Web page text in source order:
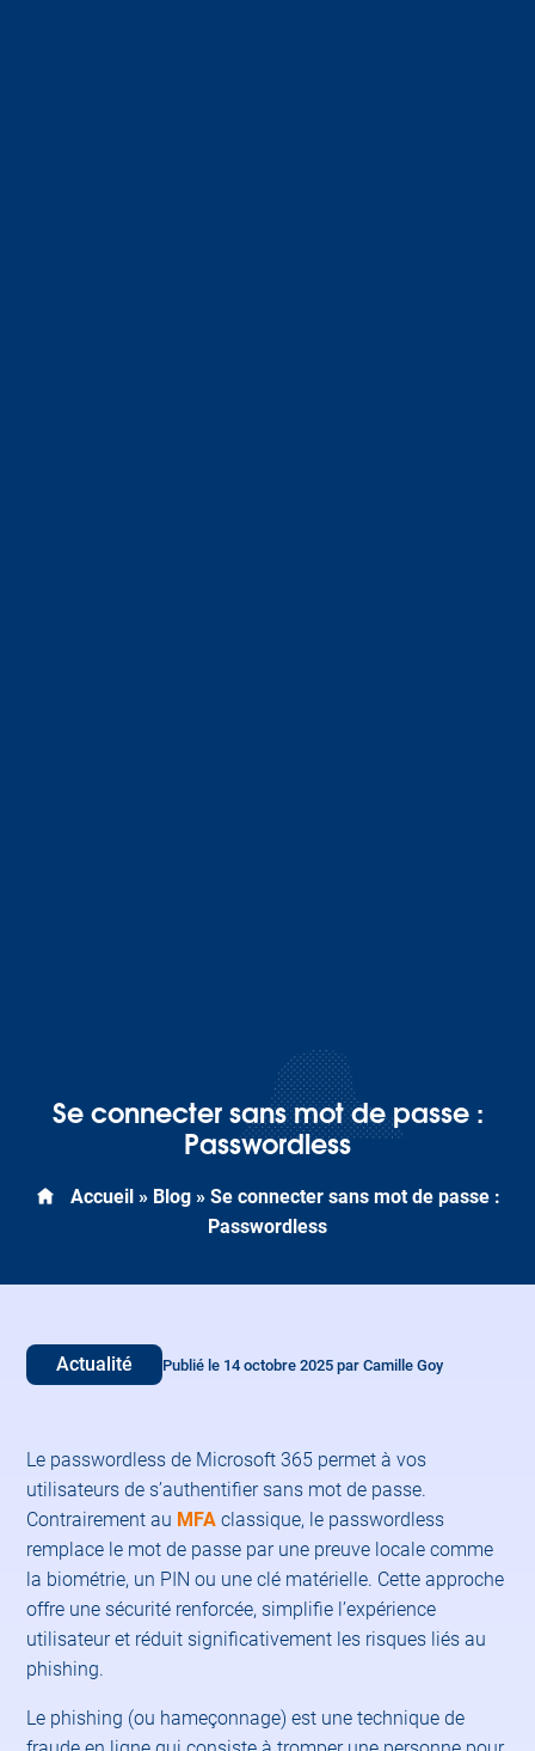
Se connecter sans mot de passe :
Passwordless
Accueil » Blog» Se connecter sans mot de passe :
Passwordless
Actualité Publié le 14 octobre 2025 par Camille Goy
Le passwordless de Microsoft 365 permet à vos
utilisateurs de s’authentifier sans mot de passe.
Contrairement au MFA classique, le passwordless
remplace le mot de passe par une preuve locale comme
la biométrie, un PIN ou une clé matérielle. Cette approche
offre une sécurité renforcée, simplifie l’expérience
utilisateur et réduit significativement les risques liés au
phishing.
Le phishing (ou hameçonnage) est une technique de